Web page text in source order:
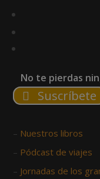
No te pierdas
Suscríbete
– Nuestros libros
– Pódcast de viajes
– Jornadas de los